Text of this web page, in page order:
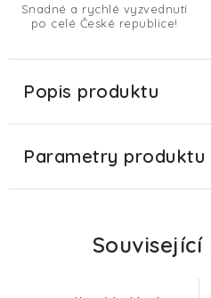
Snadné a rychlé vyzvednutí
po celé České republice!
Popis produktu
Parametry produktu